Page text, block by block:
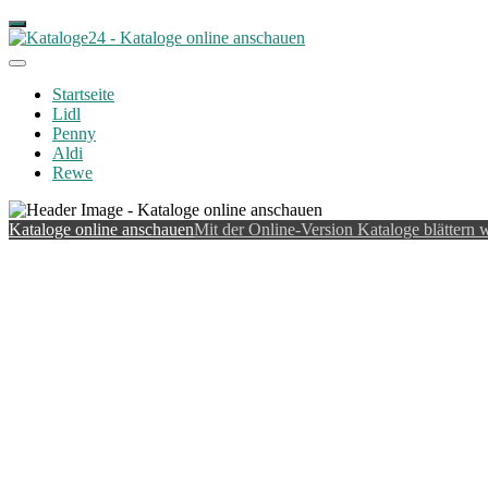
Startseite
Lidl
Penny
Aldi
Rewe
Kataloge online anschauenMit der Online-Version Kataloge blättern